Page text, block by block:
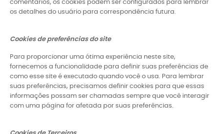
comentários, os cookies podem ser configurados para lembrar
os detalhes do usuário para correspondência futura.
Cookies de preferências do site
Para proporcionar uma ótima experiência neste site,
fornecemos a funcionalidade para definir suas preferências de
como esse site é executado quando você o usa. Para lembrar
suas preferências, precisamos definir cookies para que essas
informações possam ser chamadas sempre que você interagir
com uma página for afetada por suas preferências.